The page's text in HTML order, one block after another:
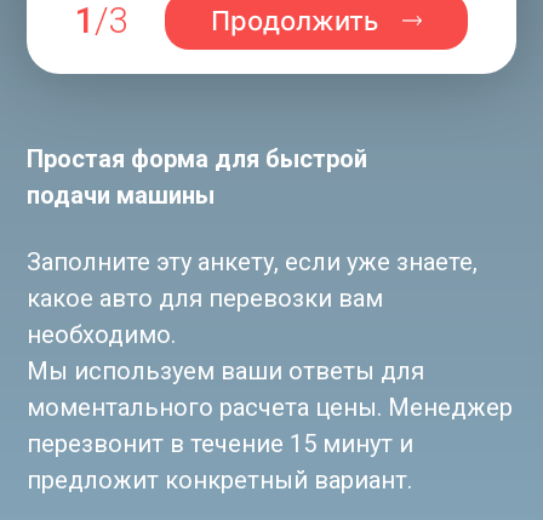
1/3 Продолжить
1
Простая форма для быстрой
подачи машины
Заполните эту анкету, если уже знаете,
какое авто для перевозки вам
необходимо.
Мы используем ваши ответы для
моментального расчета цены. Менеджер
перезвонит в течение 15 минут и
предложит конкретный вариант.